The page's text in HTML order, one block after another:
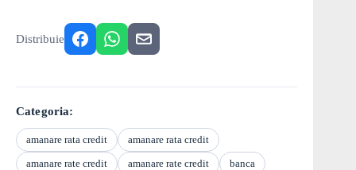
Distribuie
Categoria:
amanare rata credit
amanare rata credit
amanare rate credit
amanare rate credit
banca